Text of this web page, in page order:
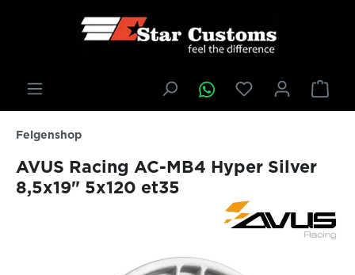
springen
Felgenshop
AVUS Racing AC-MB4 Hyper Silver
8,5x19" 5x120 et35